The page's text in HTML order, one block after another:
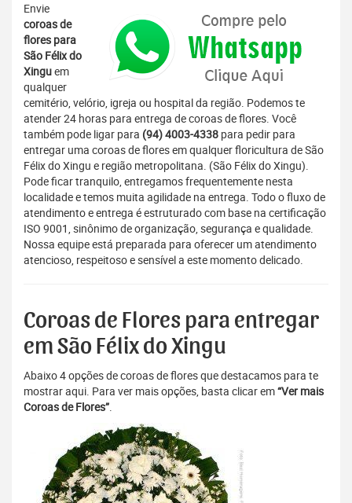
Envie
coroas de
flores para
São Félix do
Xinguem
qualquer
cemitério, velório, igreja ou hospital da região. Podemos te
atender 24 horas para entrega de coroas de flores. Você
também pode ligar para (94) 4003-4338 para pedir para
entregar uma coroas de flores em qualquer floricultura de São
Félix do Xingu e região metropolitana. (São Félix do Xingu).
Pode ficar tranquilo, entregamos frequentemente nesta
localidade e temos muita agilidade na entrega. Todo o fluxo de
atendimento e entrega é estruturado com base na certificação
ISO 9001, sinônimo de organização, segurança e qualidade.
Nossa equipe está preparada para oferecer um atendimento
atencioso, respeitoso e sensível a este momento delicado.
Coroas de Flores para entregar
em São Félix do Xingu
Abaixo 4 opções de coroas de flores que destacamos para te
mostrar aqui. Para ver mais opções, basta clicar em“Ver mais
Coroas de Flores”.